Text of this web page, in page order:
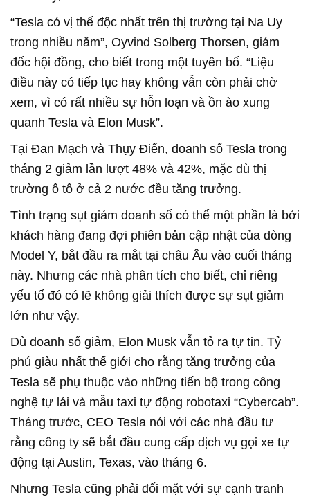
“Tesla có vị thế độc nhất trên thị trường tại Na Uy
trong nhiều năm”, Oyvind Solberg Thorsen, giám
đốc hội đồng, cho biết trong một tuyên bố. “Liệu
điều này có tiếp tục hay không vẫn còn phải chờ
xem, vì có rất nhiều sự hỗn loạn và ồn ào xung
quanh Tesla và Elon Musk”.
Tại Đan Mạch và Thụy Điển, doanh số Tesla trong
tháng 2 giảm lần lượt 48% và 42%, mặc dù thị
trường ô tô ở cả 2 nước đều tăng trưởng.
Tình trạng sụt giảm doanh số có thể một phần là bởi
khách hàng đang đợi phiên bản cập nhật của dòng
Model Y, bắt đầu ra mắt tại châu Âu vào cuối tháng
này. Nhưng các nhà phân tích cho biết, chỉ riêng
yếu tố đó có lẽ không giải thích được sự sụt giảm
lớn như vậy.
Dù doanh số giảm, Elon Musk vẫn tỏ ra tự tin. Tỷ
phú giàu nhất thế giới cho rằng tăng trưởng của
Tesla sẽ phụ thuộc vào những tiến bộ trong công
nghệ tự lái và mẫu taxi tự động robotaxi “Cybercab”.
Tháng trước, CEO Tesla nói với các nhà đầu tư
rằng công ty sẽ bắt đầu cung cấp dịch vụ gọi xe tự
động tại Austin, Texas, vào tháng 6.
Nhưng Tesla cũng phải đối mặt với sự cạnh tranh